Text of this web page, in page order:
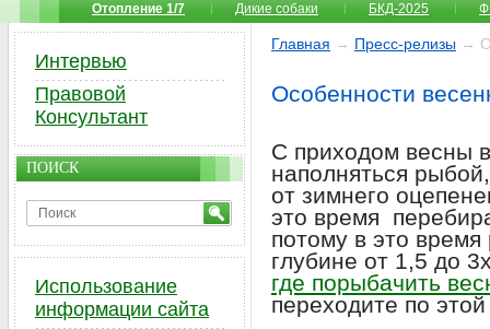
Отопление 1/7
Дикие собаки БКД-2025
Главная → Пресс-релизы →
Особенности
С приходом весны
наполняться
от зимнего
это время
потому в это
глубине от 1,5 до
где порыбачить
переходите по
Интервью
Правовой
Консультант
ПОИСК
Использование
информации сайта